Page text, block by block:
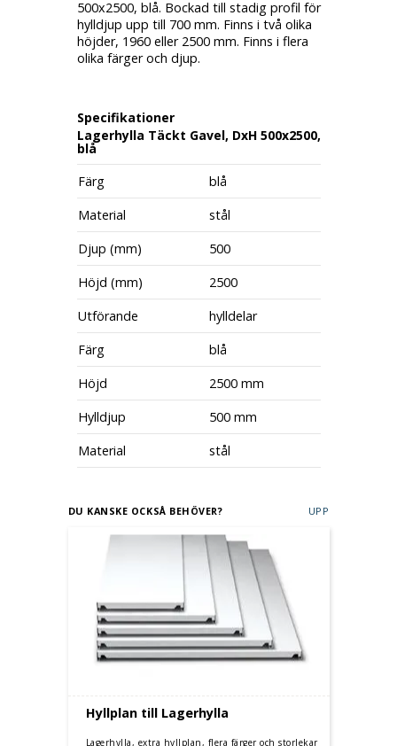
500x2500, blå. Bockad till stadig profil för
hylldjup upp till 700 mm. Finns i två olika
höjder, 1960 eller 2500 mm. Finns i flera
olika färger och djup.
Specifikationer
Lagerhylla Täckt Gavel, DxH 500x2500,
blå
Färg
blå
Material
stål
Djup (mm)
500
Höjd (mm)
2500
Utförande
hylldelar
Färg
blå
Höjd
2500 mm
Hylldjup
500 mm
Material
stål
DU KANSKE OCKSÅ BEHÖVER? UPP
Hyllplan till Lagerhylla
Lagerhylla, extra hyllplan, flera färger och storlekar